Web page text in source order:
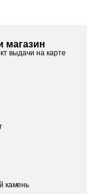
магазин
выдачи на карте
камень